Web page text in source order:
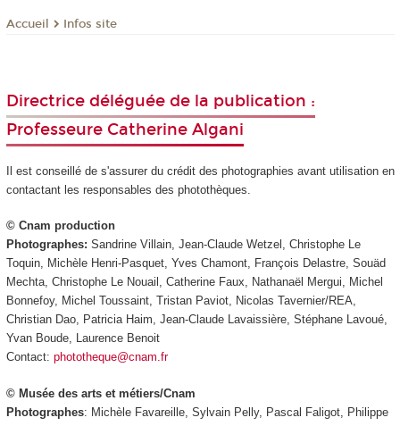
Accueil Infos site
Directrice déléguée de la publication :
Professeure Catherine Algani
Il est conseillé de s'assurer du crédit des photographies avant utilisation en
contactant les responsables des photothèques.
© Cnam production
Photographes: Sandrine Villain, Jean-Claude Wetzel, Christophe Le
Toquin, Michèle Henri-Pasquet, Yves Chamont, François Delastre, Souäd
Mechta, Christophe Le Nouail, Catherine Faux, Nathanaël Mergui, Michel
Bonnefoy, Michel Toussaint, Tristan Paviot, Nicolas Tavernier/REA,
Christian Dao, Patricia Haim, Jean-Claude Lavaissière, Stéphane Lavoué,
Yvan Boude, Laurence Benoit
Contact: phototheque@cnam.fr
© Musée des arts et métiers/Cnam
Photographes: Michèle Favareille, Sylvain Pelly, Pascal Faligot, Philippe